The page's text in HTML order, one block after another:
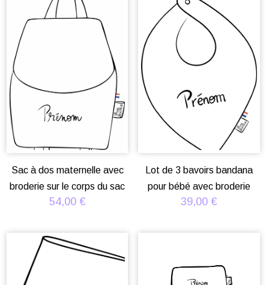
Sac à dos maternelle avec
broderie sur le corps du sac
54,00 €
Lot de 3 bavoirs bandana
pour bébé avec broderie
39,00 €